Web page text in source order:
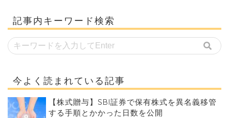
記事内キーワード検索
今よく読まれている記事
【株式贈与】SBI証券で保有株式を異名義移管
する手順とかかった日数を公開